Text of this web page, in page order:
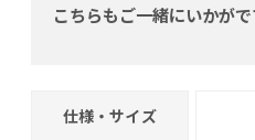
こちらもご一緒にいかが
仕様・サイズ